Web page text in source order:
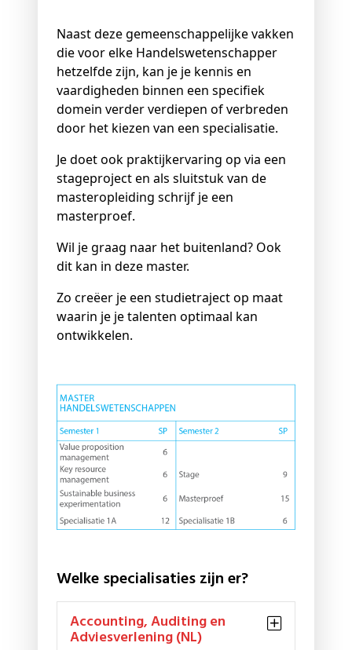
Naast deze gemeenschappelijke vakken
die voor elke Handelswetenschapper
hetzelfde zijn, kan je je kennis en
vaardigheden binnen een specifiek
domein verder verdiepen of verbreden
door het kiezen van een specialisatie.
Je doet ook praktijkervaring op via een
stageproject en als sluitstuk van de
masteropleiding schrijf je een
masterproef.
Wil je graag naar het buitenland? Ook
dit kan in deze master.
Zo creëer je een studietraject op maat
waarin je je talenten optimaal kan
ontwikkelen.
Welke specialisaties zijn er?
Accounting, Auditing en
Adviesverlening (NL)